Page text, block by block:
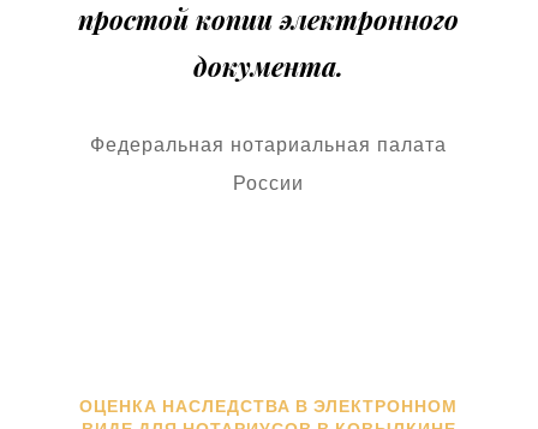
простой копии электронного
документа.
Федеральная нотариальная палата
России
ОЦЕНКА НАСЛЕДСТВА В ЭЛЕКТРОННОМ